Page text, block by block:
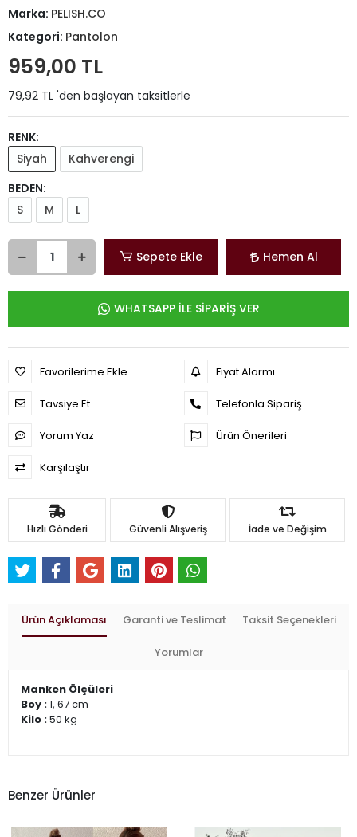
Marka: PELISH.CO
Kategori: Pantolon
959,00 TL
79,92 TL 'den başlayan taksitlerle
RENK:
Siyah
Kahverengi
BEDEN:
S
M L
Sepete Ekle Hemen Al
WHATSAPP İLE SİPARİŞ VER
Favorilerime Ekle
Tavsiye Et
Yorum Yaz
Karşılaştır
Fiyat Alarmı
Telefonla Sipariş
Ürün Önerileri
Hızlı Gönderi Güvenli Alışveriş İade ve Değişim
Ürün Açıklaması Garanti ve Teslimat Taksit Seçenekleri
Yorumlar
Manken Ölçüleri
Boy :1, 67 cm
Kilo :50 kg
Benzer Ürünler